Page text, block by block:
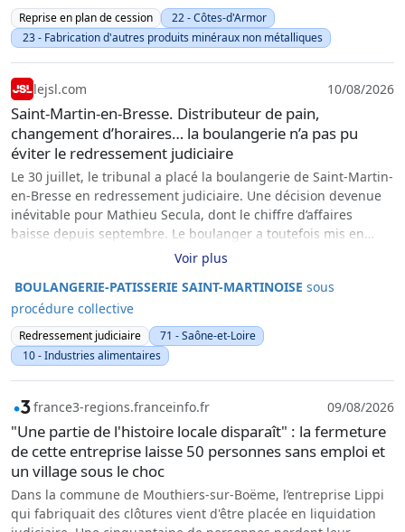
Reprise en plan de cession
22 - Côtes-d'Armor
23 - Fabrication d'autres produits minéraux non métalliques
lejsl.com 10/08/2026
Saint-Martin-en-Bresse. Distributeur de pain,
changement d’horaires… la boulangerie n’a pas pu
éviter le redressement judiciaire
Le 30 juillet, le tribunal a placé la boulangerie de Saint-Martin-
en-Bresse en redressement judiciaire. Une décision devenue
inévitable pour Mathieu Secula, dont le chiffre d’affaires
baisse depuis septembre. Le boulanger a toutefois mis en
Voir plus
BOULANGERIE-PATISSERIE SAINT-MARTINOISE sous
procédure collective
Redressement judiciaire
71 - Saône-et-Loire
10 - Industries alimentaires
france3-regions.franceinfo.fr 09/08/2026
"Une partie de l'histoire locale disparaît" : la fermeture
de cette entreprise laisse 50 personnes sans emploi et
un village sous le choc
Dans la commune de Mouthiers-sur-Boëme, l’entreprise Lippi
qui fabriquait des clôtures vient d'être placée en liquidation